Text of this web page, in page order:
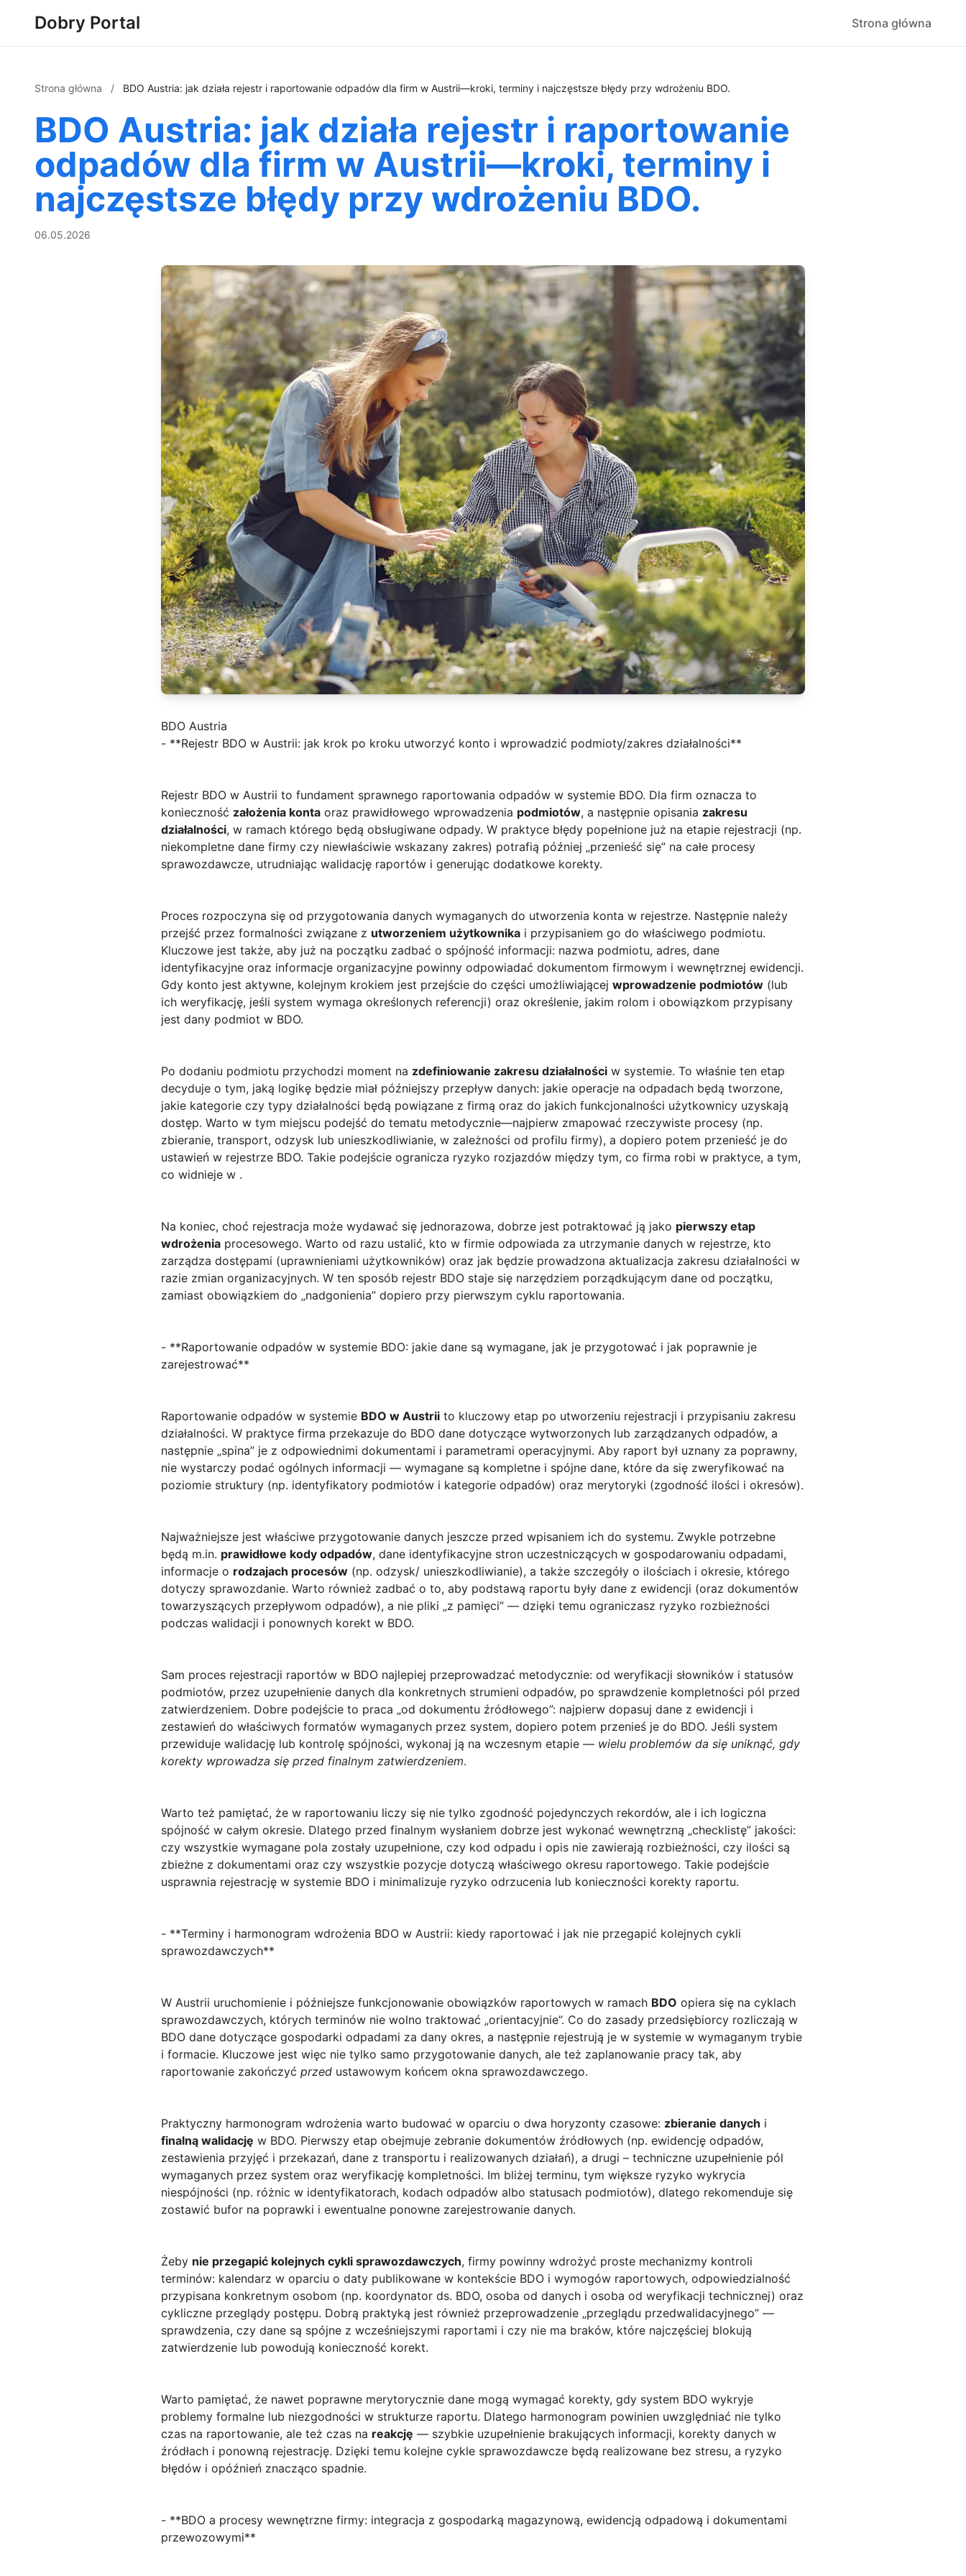
Dobry Portal Strona główna
Strona główna / BDO Austria: jak działa rejestr i raportowanie odpadów dla firm w Austrii—kroki, terminy i najczęstsze błędy przy wdrożeniu BDO.
BDO Austria: jak działa rejestr i raportowanie
odpadów dla firm w Austrii—kroki, terminy i
najczęstsze błędy przy wdrożeniu BDO.
06.05.2026
BDO Austria
- **Rejestr BDO w Austrii: jak krok po kroku utworzyć konto i wprowadzić podmioty/zakres działalności**
Rejestr BDO w Austrii to fundament sprawnego raportowania odpadów w systemie BDO. Dla firm oznacza to
konieczność założenia konta oraz prawidłowego wprowadzenia podmiotów, a następnie opisania zakresu
działalności, w ramach którego będą obsługiwane odpady. W praktyce błędy popełnione już na etapie rejestracji (np.
niekompletne dane firmy czy niewłaściwie wskazany zakres) potrafią później „przenieść się” na całe procesy
sprawozdawcze, utrudniając walidację raportów i generując dodatkowe korekty.
Proces rozpoczyna się od przygotowania danych wymaganych do utworzenia konta w rejestrze. Następnie należy
przejść przez formalności związane z utworzeniem użytkownika i przypisaniem go do właściwego podmiotu.
Kluczowe jest także, aby już na początku zadbać o spójność informacji: nazwa podmiotu, adres, dane
identyfikacyjne oraz informacje organizacyjne powinny odpowiadać dokumentom firmowym i wewnętrznej ewidencji.
Gdy konto jest aktywne, kolejnym krokiem jest przejście do części umożliwiającej wprowadzenie podmiotów (lub
ich weryfikację, jeśli system wymaga określonych referencji) oraz określenie, jakim rolom i obowiązkom przypisany
jest dany podmiot w BDO.
Po dodaniu podmiotu przychodzi moment na zdefiniowanie zakresu działalności w systemie. To właśnie ten etap
decyduje o tym, jaką logikę będzie miał późniejszy przepływ danych: jakie operacje na odpadach będą tworzone,
jakie kategorie czy typy działalności będą powiązane z firmą oraz do jakich funkcjonalności użytkownicy uzyskają
dostęp. Warto w tym miejscu podejść do tematu metodycznie—najpierw zmapować rzeczywiste procesy (np.
zbieranie, transport, odzysk lub unieszkodliwianie, w zależności od profilu firmy), a dopiero potem przenieść je do
ustawień w rejestrze BDO. Takie podejście ogranicza ryzyko rozjazdów między tym, co firma robi w praktyce, a tym,
co widnieje w .
Na koniec, choć rejestracja może wydawać się jednorazowa, dobrze jest potraktować ją jako pierwszy etap
wdrożenia procesowego. Warto od razu ustalić, kto w firmie odpowiada za utrzymanie danych w rejestrze, kto
zarządza dostępami (uprawnieniami użytkowników) oraz jak będzie prowadzona aktualizacja zakresu działalności w
razie zmian organizacyjnych. W ten sposób rejestr BDO staje się narzędziem porządkującym dane od początku,
zamiast obowiązkiem do „nadgonienia” dopiero przy pierwszym cyklu raportowania.
- **Raportowanie odpadów w systemie BDO: jakie dane są wymagane, jak je przygotować i jak poprawnie je
zarejestrować**
Raportowanie odpadów w systemie BDO w Austrii to kluczowy etap po utworzeniu rejestracji i przypisaniu zakresu
działalności. W praktyce firma przekazuje do BDO dane dotyczące wytworzonych lub zarządzanych odpadów, a
następnie „spina” je z odpowiednimi dokumentami i parametrami operacyjnymi. Aby raport był uznany za poprawny,
nie wystarczy podać ogólnych informacji — wymagane są kompletne i spójne dane, które da się zweryfikować na
poziomie struktury (np. identyfikatory podmiotów i kategorie odpadów) oraz merytoryki (zgodność ilości i okresów).
Najważniejsze jest właściwe przygotowanie danych jeszcze przed wpisaniem ich do systemu. Zwykle potrzebne
będą m.in. prawidłowe kody odpadów, dane identyfikacyjne stron uczestniczących w gospodarowaniu odpadami,
informacje o rodzajach procesów (np. odzysk/ unieszkodliwianie), a także szczegóły o ilościach i okresie, którego
dotyczy sprawozdanie. Warto również zadbać o to, aby podstawą raportu były dane z ewidencji (oraz dokumentów
towarzyszących przepływom odpadów), a nie pliki „z pamięci” — dzięki temu ograniczasz ryzyko rozbieżności
podczas walidacji i ponownych korekt w BDO.
Sam proces rejestracji raportów w BDO najlepiej przeprowadzać metodycznie: od weryfikacji słowników i statusów
podmiotów, przez uzupełnienie danych dla konkretnych strumieni odpadów, po sprawdzenie kompletności pól przed
zatwierdzeniem. Dobre podejście to praca „od dokumentu źródłowego”: najpierw dopasuj dane z ewidencji i
zestawień do właściwych formatów wymaganych przez system, dopiero potem przenieś je do BDO. Jeśli system
przewiduje walidację lub kontrolę spójności, wykonaj ją na wczesnym etapie — wielu problemów da się uniknąć, gdy
korekty wprowadza się przed finalnym zatwierdzeniem.
Warto też pamiętać, że w raportowaniu liczy się nie tylko zgodność pojedynczych rekordów, ale i ich logiczna
spójność w całym okresie. Dlatego przed finalnym wysłaniem dobrze jest wykonać wewnętrzną „checklistę” jakości:
czy wszystkie wymagane pola zostały uzupełnione, czy kod odpadu i opis nie zawierają rozbieżności, czy ilości są
zbieżne z dokumentami oraz czy wszystkie pozycje dotyczą właściwego okresu raportowego. Takie podejście
usprawnia rejestrację w systemie BDO i minimalizuje ryzyko odrzucenia lub konieczności korekty raportu.
- **Terminy i harmonogram wdrożenia BDO w Austrii: kiedy raportować i jak nie przegapić kolejnych cykli
sprawozdawczych**
W Austrii uruchomienie i późniejsze funkcjonowanie obowiązków raportowych w ramach BDO opiera się na cyklach
sprawozdawczych, których terminów nie wolno traktować „orientacyjnie”. Co do zasady przedsiębiorcy rozliczają w
BDO dane dotyczące gospodarki odpadami za dany okres, a następnie rejestrują je w systemie w wymaganym trybie
i formacie. Kluczowe jest więc nie tylko samo przygotowanie danych, ale też zaplanowanie pracy tak, aby
raportowanie zakończyć przed ustawowym końcem okna sprawozdawczego.
Praktyczny harmonogram wdrożenia warto budować w oparciu o dwa horyzonty czasowe: zbieranie danych i
finalną walidację w BDO. Pierwszy etap obejmuje zebranie dokumentów źródłowych (np. ewidencję odpadów,
zestawienia przyjęć i przekazań, dane z transportu i realizowanych działań), a drugi – techniczne uzupełnienie pól
wymaganych przez system oraz weryfikację kompletności. Im bliżej terminu, tym większe ryzyko wykrycia
niespójności (np. różnic w identyfikatorach, kodach odpadów albo statusach podmiotów), dlatego rekomenduje się
zostawić bufor na poprawki i ewentualne ponowne zarejestrowanie danych.
Żeby nie przegapić kolejnych cykli sprawozdawczych, firmy powinny wdrożyć proste mechanizmy kontroli
terminów: kalendarz w oparciu o daty publikowane w kontekście BDO i wymogów raportowych, odpowiedzialność
przypisana konkretnym osobom (np. koordynator ds. BDO, osoba od danych i osoba od weryfikacji technicznej) oraz
cykliczne przeglądy postępu. Dobrą praktyką jest również przeprowadzenie „przeglądu przedwalidacyjnego” —
sprawdzenia, czy dane są spójne z wcześniejszymi raportami i czy nie ma braków, które najczęściej blokują
zatwierdzenie lub powodują konieczność korekt.
Warto pamiętać, że nawet poprawne merytorycznie dane mogą wymagać korekty, gdy system BDO wykryje
problemy formalne lub niezgodności w strukturze raportu. Dlatego harmonogram powinien uwzględniać nie tylko
czas na raportowanie, ale też czas na reakcję — szybkie uzupełnienie brakujących informacji, korekty danych w
źródłach i ponowną rejestrację. Dzięki temu kolejne cykle sprawozdawcze będą realizowane bez stresu, a ryzyko
błędów i opóźnień znacząco spadnie.
- **BDO a procesy wewnętrzne firmy: integracja z gospodarką magazynową, ewidencją odpadową i dokumentami
przewozowymi**